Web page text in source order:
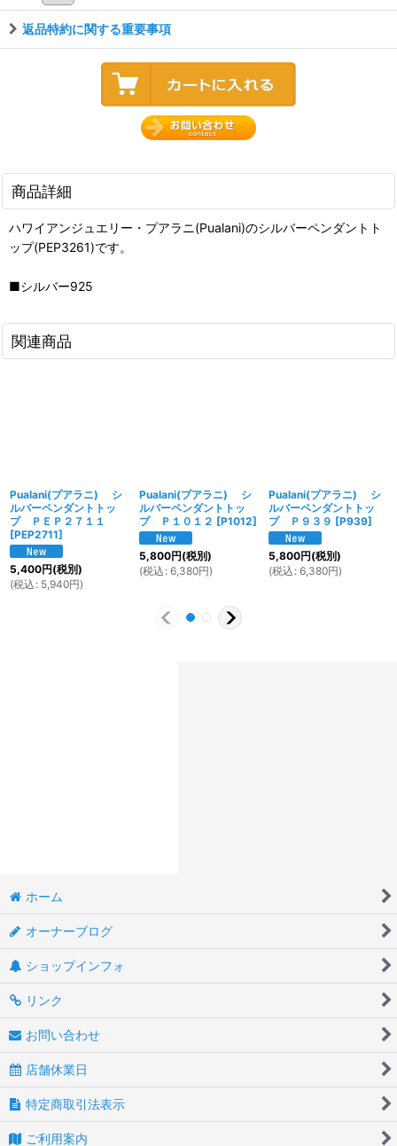
返品特約に関する重要事項
商品詳細
ハワイアンジュエリー・プアラニ(Pualani)のシルバーペンダントト
ップ(PEP3261)です。
■シルバー925
関連商品
Pualani(プアラニ) シ
ルバーペンダントトッ
プ ＰＥＰ２７１１
[PEP2711]
5,400円(税別)
(税込 : 5,940円)
Pualani(プアラニ) シ
ルバーペンダントトッ
プ Ｐ１０１２ [P1012]
5,800円(税別)
(税込 : 6,380円)
Pualani(プアラニ) シ
ルバーペンダントトッ
プ Ｐ９３９ [P939]
5,800円(税別)
(税込 : 6,380円)
ホーム
オーナーブログ
ショップインフォ
リンク
お問い合わせ
店舗休業日
特定商取引法表示
ご利用案内